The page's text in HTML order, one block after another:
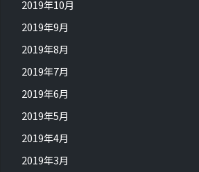
2019年10月
2019年9月
2019年8月
2019年7月
2019年6月
2019年5月
2019年4月
2019年3月